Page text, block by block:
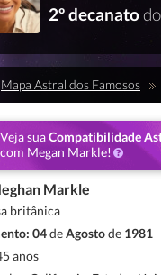
2º decanato
Mapa Astral dos Famosos
Veja suaCompatibilidade
com Megan Markle!
Markle
britânica
04deAgostode 1981
anos